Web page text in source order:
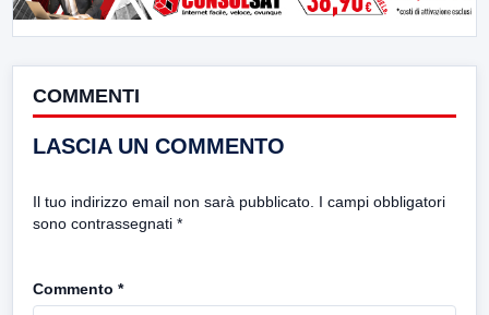
COMMENTI
LASCIA UN COMMENTO
Il tuo indirizzo email non sarà pubblicato. I campi obbligatori
sono contrassegnati *
Commento *